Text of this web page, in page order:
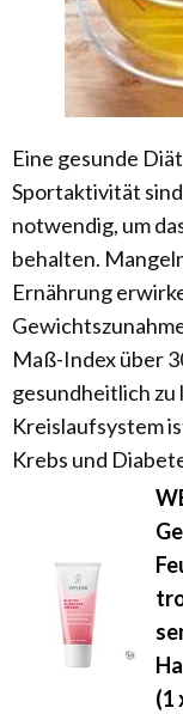
Eine gesunde
Sportaktivität
notwendig, um
behalten.
Ernährung
Maß-Index über
gesundheitlich zu
Kreislaufsystem
Krebs und
(1